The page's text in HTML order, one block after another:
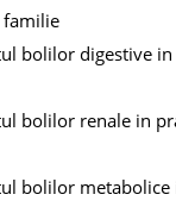
familie
bolilor digestive
bolilor renale in
bolilor